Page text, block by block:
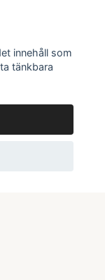
innehåll som
tänkbara